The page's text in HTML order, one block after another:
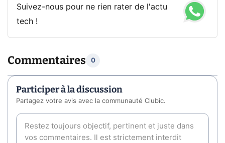
Suivez-nous pour ne rien rater de l'actu
tech !
Commentaires 0
Participer à la discussion
Partagez votre avis avec la communauté Clubic.